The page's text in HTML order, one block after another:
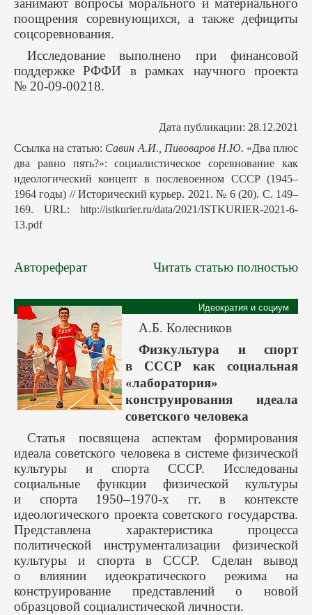
занимают вопросы морального и материального
поощрения соревнующихся, а также дефициты
соцсоревнования.
Исследование выполнено при финансовой
поддержке РФФИ в рамках научного проекта
№ 20-09-00218.
Дата публикации: 28.12.2021
Ссылка на статью: Савин А.И., Пивоваров Н.Ю. «Два плюс
два равно пять?»: социалистическое соревнование как
идеологический концепт в послевоенном СССР (1945–
1964 годы) // Исторический курьер. 2021. № 6 (20). С. 149–
169. URL: http://istkurier.ru/data/2021/ISTKURIER-2021-6-
13.pdf
Автореферат Читать статью полностью
Идеократия и социум
А.Б. Колесников
Физкультура и спорт
в СССР как социальная
«лаборатория»
конструирования идеала
советского человека
Статья посвящена аспектам формирования
идеала советского человека в системе физической
культуры и спорта СССР. Исследованы
социальные функции физической культуры
и спорта 1950–1970-х гг. в контексте
идеологического проекта советского государства.
Представлена характеристика процесса
политической инструментализации физической
культуры и спорта в СССР. Сделан вывод
о влиянии идеократического режима на
конструирование представлений о новой
образцовой социалистической личности.